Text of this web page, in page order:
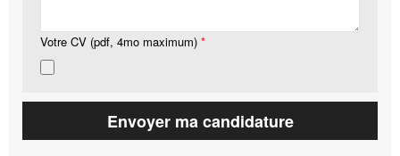
Votre CV (pdf, 4mo maximum) *